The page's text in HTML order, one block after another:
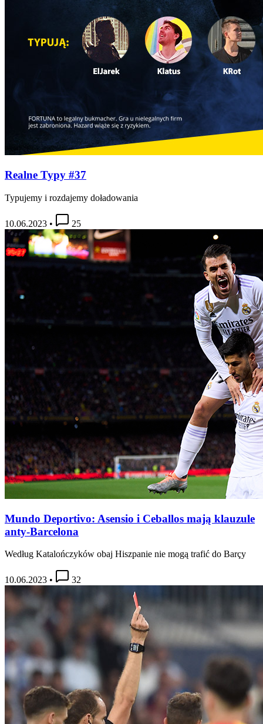
Realne Typy #37
Typujemy i rozdajemy doładowania
10.06.2023 • 25
Mundo Deportivo: Asensio i Ceballos mają klauzule
anty-Barcelona
Według Katalończyków obaj Hiszpanie nie mogą trafić do Barçy
10.06.2023 • 32